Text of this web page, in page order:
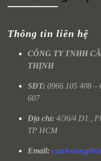
Thông tin liên hệ
CÔNG TY TNHH
THỊNH
SĐT: 0966 105 408 –
607
Địa chỉ: 4/36/4 D1 ,
TP HCM
Email: